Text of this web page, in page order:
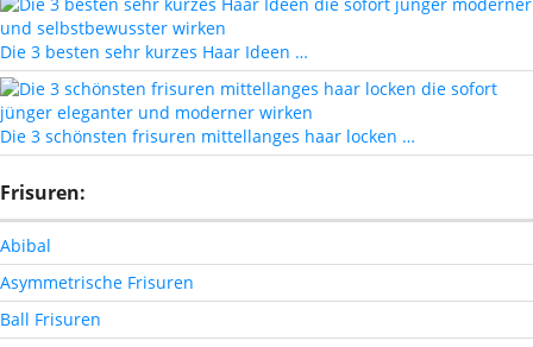
Die 3 besten sehr kurzes Haar Ideen …
Die 3 schönsten frisuren mittellanges haar locken …
Frisuren:
Abibal
Asymmetrische Frisuren
Ball Frisuren